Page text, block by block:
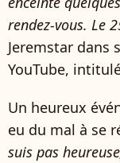
rendez-vous. Le
Jeremstar dans
YouTube,
Un heureux
eu du mal à se
suis pas